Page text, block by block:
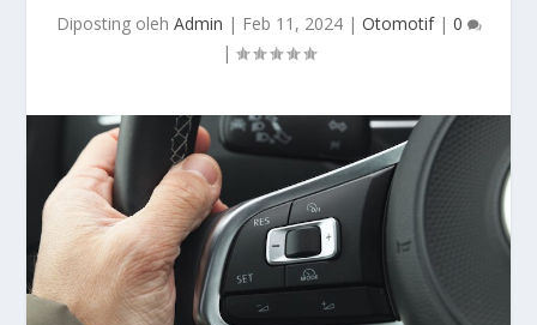
Diposting oleh Admin | Feb 11, 2024| Otomotif| 0
|